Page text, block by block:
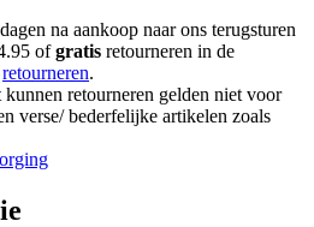
na aankoop naar ons terugsturen
ofgratis retourneren in de
retourneren.
retourneren gelden niet voor
verse/ bederfelijke artikelen zoals